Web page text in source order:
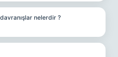
davranışlar nelerdir ?